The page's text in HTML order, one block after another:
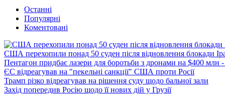
Останні
Популярні
Коментовані
США перехопили понад 50 суден після відновлення блокади
Пентагон придбає лазери для боротьби з дронами на $400 млн
ЄС відреагував на "пекельні санкції" США проти Росії
Трамп різко відреагував на рішення суду щодо бальної зали
Захід попередив Росію щодо її нових дій у Грузії